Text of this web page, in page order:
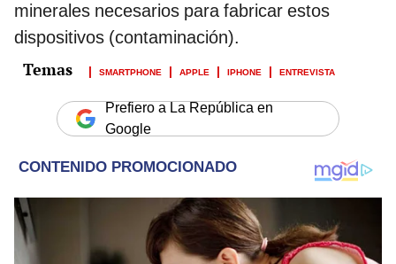
minerales necesarios para fabricar estos
dispositivos (contaminación).
SMARTPHONE APPLE IPHONE ENTREVISTA
Prefiero a La República en
Google